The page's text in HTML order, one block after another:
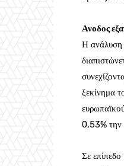
Ανοδος
Η ανάλυση
ξεκίνημα
0,53% την
Σε